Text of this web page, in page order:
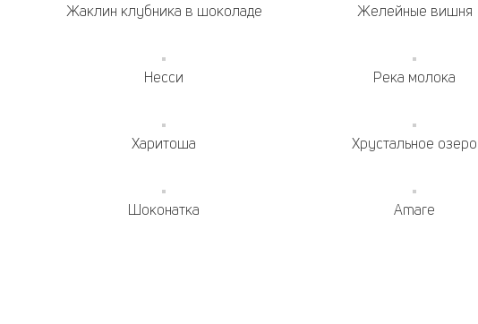
Жаклин клубника в шоколаде Желейные вишня
Несси Река молока
Харитоша Хрустальное озеро
Шоконатка Amare